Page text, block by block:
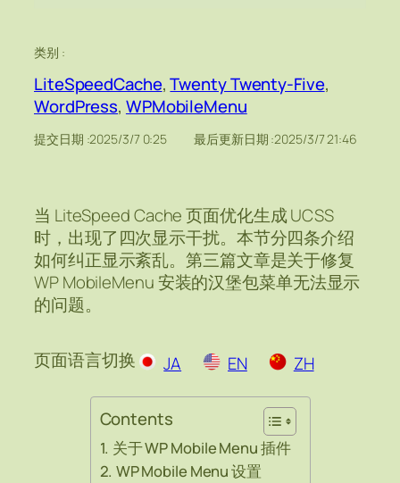
类别 :
LiteSpeedCache, Twenty Twenty-Five
WordPress, WPMobileMenu
提交日期 :2025/3/7 0:25 最后更新日期 :2025/3/7 21:46
当 LiteSpeed Cache 页面优化生成 UCSS
时，出现了四次显示干扰。本节分四条介绍
如何纠正显示紊乱。第三篇文章是关于修复
WP MobileMenu 安装的汉堡包菜单无法显示
的问题。
页面语言切换 EN
JA ZH
Contents
关于 WP Mobile Menu 插件
WP Mobile Menu 设置